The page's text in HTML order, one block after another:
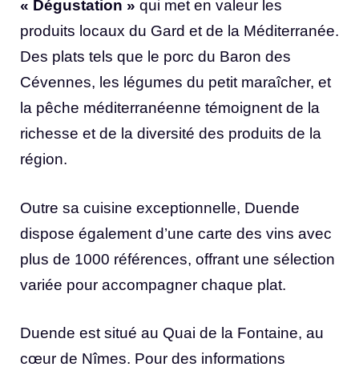
« Dégustation » qui met en valeur les
produits locaux du Gard et de la Méditerranée.
Des plats tels que le porc du Baron des
Cévennes, les légumes du petit maraîcher, et
la pêche méditerranéenne témoignent de la
richesse et de la diversité des produits de la
région.
Outre sa cuisine exceptionnelle, Duende
dispose également d’une carte des vins avec
plus de 1000 références, offrant une sélection
variée pour accompagner chaque plat.
Duende est situé au Quai de la Fontaine, au
cœur de Nîmes. Pour des informations